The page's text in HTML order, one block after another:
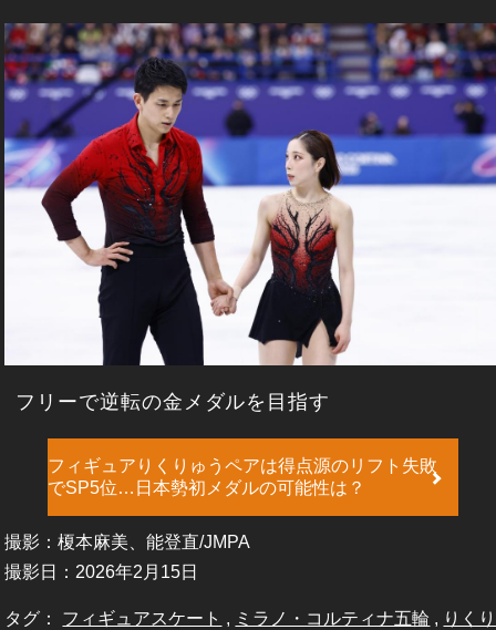
フリーで逆転の金メダルを目指す
フィギュアりくりゅうペアは得点源のリフト失敗
でSP5位…日本勢初メダルの可能性は？
撮影：榎本麻美、能登直/JMPA
撮影日：2026年2月15日
タグ： フィギュアスケート , ミラノ・コルティナ五輪 , りくり